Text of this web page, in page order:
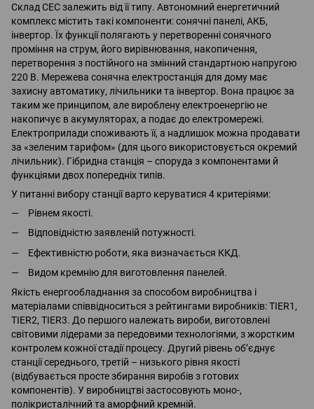
Склад СЕС залежить від її типу. Автономний енергетичний
комплекс містить такі компоненти: сонячні панелі, АКБ,
інвертор. Їх функції полягають у перетворенні сонячного
проміння на струм, його вирівнювання, накопичення,
перетворення з постійного на змінний стандартною напругою
220 В. Мережева сонячна електростанція для дому має
захисну автоматику, лічильники та інвертор. Вона працює за
таким же принципом, але вироблену електроенергію не
накопичує в акумуляторах, а подає до електромережі.
Електроприлади споживають її, а надлишок можна продавати
за «зеленим тарифом» (для цього використовується окремий
лічильник). Гібридна станція – споруда з компонентами й
функціями двох попередніх типів.
У питанні вибору станції варто керуватися 4 критеріями:
Рівнем якості.
Відповідністю заявленій потужності.
Ефективністю роботи, яка визначається ККД.
Видом кремнію для виготовлення панелей.
Якість енергообладнання за способом виробництва і
матеріалами співвідноситься з рейтингами виробників: TIER1,
TIER2, TIER3. До першого належать вироби, виготовлені
світовими лідерами за передовими технологіями, з жорстким
контролем кожної стадії процесу. Другий рівень об’єднує
станції середнього, третій – низького рівня якості
(відбувається просте збирання виробів з готових
компонентів). У виробництві застосовують моно-,
полікристалічний та аморфний кремній.